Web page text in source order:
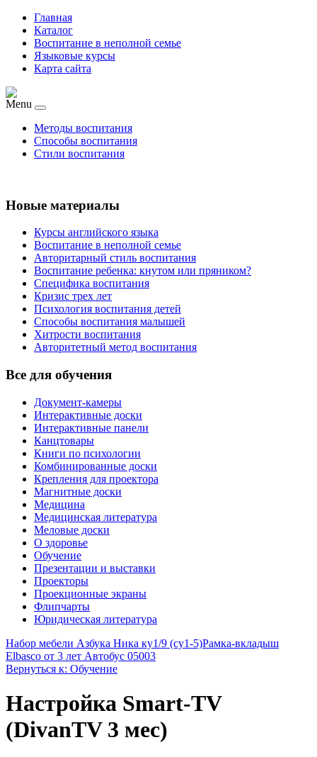
Главная
Каталог
Воспитание в неполной семье
Языковые курсы
Карта сайта
Menu
Методы воспитания
Способы воспитания
Стили воспитания
Новые материалы
Курсы английского языка
Воспитание в неполной семье
Авторитарный стиль воспитания
Воспитание ребенка: кнутом или пряником?
Специфика воспитания
Кризис трех лет
Психология воспитания детей
Способы воспитания малышей
Хитрости воспитания
Авторитетный метод воспитания
Все для обучения
Документ-камеры
Интерактивные доски
Интерактивные панели
Канцтовары
Книги по психологии
Комбинированные доски
Крепления для проектора
Магнитные доски
Медицина
Медицинская литература
Меловые доски
О здоровье
Обучение
Презентации и выставки
Проекторы
Проекционные экраны
Флипчарты
Юридическая литература
Набор мебели Азбука Ника ку1/9 (су1-5)Рамка-вкладыш
Elbasco от 3 лет Автобус 05003
Вернуться к: Обучение
Настройка Smart-TV
(DivanTV 3 мес)